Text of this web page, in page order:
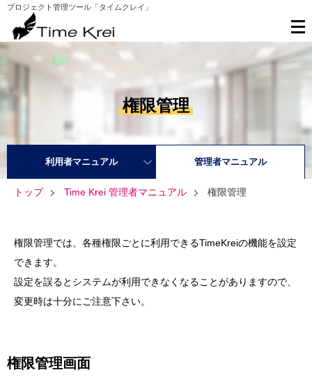
プロジェクト管理ツール「タイムクレイ」
権限管理
利用者マニュアル 管理者マニュアル
トップ Time Krei 管理者マニュアル 権限管理
権限管理では、各種権限ごとに利用できるTimeKreiの機能を設定
できます。
設定を誤るとシステムが利用できなくなることがありますので、
変更時は十分にご注意下さい。
権限管理画面